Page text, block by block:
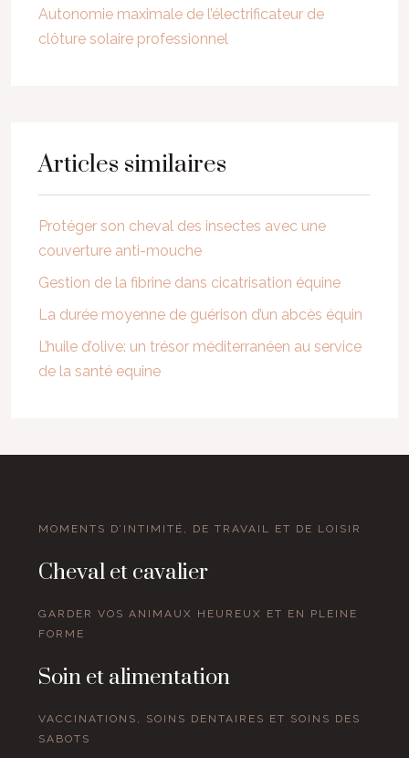
Autonomie maximale de l’électrificateur de
clôture solaire professionnel
Articles similaires
Protéger son cheval des insectes avec une
couverture anti-mouche
Gestion de la fibrine dans cicatrisation équine
La durée moyenne de guérison d’un abcès équin
L’huile d’olive: un trésor méditerranéen au service
de la santé equine
MOMENTS D’INTIMITÉ, DE TRAVAIL ET DE LOISIR
Cheval et cavalier
GARDER VOS ANIMAUX HEUREUX ET EN PLEINE
FORME
Soin et alimentation
VACCINATIONS, SOINS DENTAIRES ET SOINS DES
SABOTS